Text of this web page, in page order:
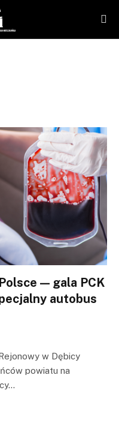
— gala PCK
autobus
w Dębicy
powiatu na